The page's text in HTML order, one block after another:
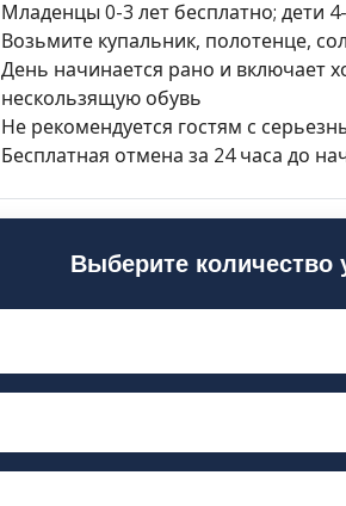
Младенцы 0-3 лет бесплатно; дети
Возьмите купальник, полотенце,
День начинается рано и включает
нескользящую обувь
Не рекомендуется гостям с
Бесплатная отмена за 24 часа до
Выберите количество